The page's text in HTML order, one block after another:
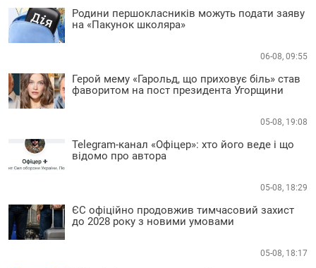
Родини першокласників можуть подати заяву
на «Пакунок школяра»
06-08, 09:55
Герой мему «Гарольд, що приховує біль» став
фаворитом на пост президента Угорщини
05-08, 19:08
Telegram-канал «Офіцер»: хто його веде і що
відомо про автора
05-08, 18:29
ЄС офіційно продовжив тимчасовий захист
до 2028 року з новими умовами
05-08, 18:17